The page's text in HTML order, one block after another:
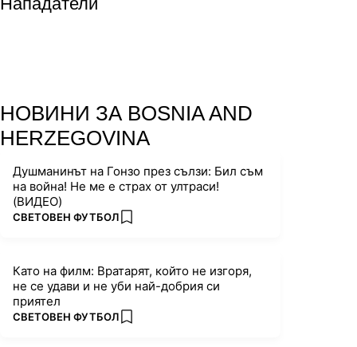
НОВИНИ ЗА BOSNIA AND
HERZEGOVINA
Душманинът на Гонзо през сълзи: Бил съм
на война! Не ме е страх от ултраси!
(ВИДЕО)
ПОВЕЧЕ ОТ
СВЕТОВЕН ФУТБОЛ add favorites
Като на филм: Вратарят, който не изгоря,
не се удави и не уби най-добрия си
приятел
ПОВЕЧЕ ОТ
СВЕТОВЕН ФУТБОЛ add favorites